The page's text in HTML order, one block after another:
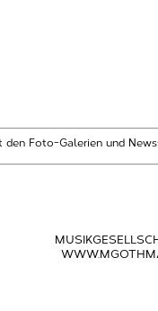
den Foto-Galerien und